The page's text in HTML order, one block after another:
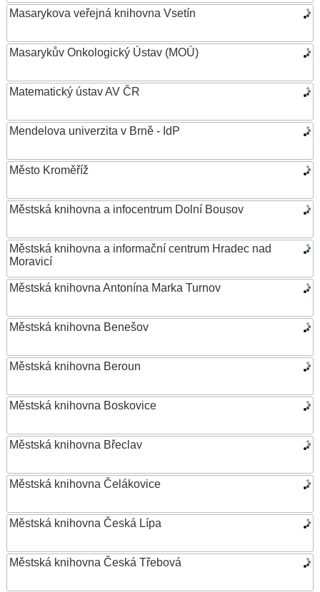
Masarykova veřejná knihovna Vsetín
Masarykův Onkologický Ústav (MOÚ)
Matematický ústav AV ČR
Mendelova univerzita v Brně - IdP
Město Kroměříž
Městská knihovna a infocentrum Dolní Bousov
Městská knihovna a informační centrum Hradec nad
Moravicí
Městská knihovna Antonína Marka Turnov
Městská knihovna Benešov
Městská knihovna Beroun
Městská knihovna Boskovice
Městská knihovna Břeclav
Městská knihovna Čelákovice
Městská knihovna Česká Lípa
Městská knihovna Česká Třebová